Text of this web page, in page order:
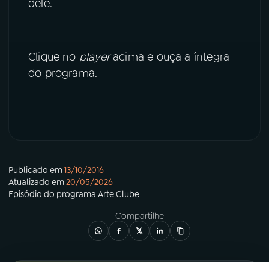
08PRÊMIO RÁDIO MEC
Instagram
TikTok
dele.
Clique no playeracima e ouça a íntegra
do programa.
Publicado em13/10/2016
Atualizado em20/05/2026
Episódio do programa Arte Clube
Compartilhe